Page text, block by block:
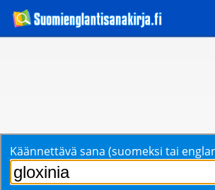
Käännettävä sana (suomeksi tai